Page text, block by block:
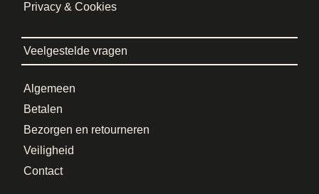
Privacy & Cookies
Veelgestelde vragen
Algemeen
Betalen
Bezorgen en retourneren
Veiligheid
Contact